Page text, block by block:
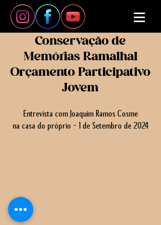
Conservação de
Memórias Ramalhal
Orçamento Participativo
Jovem
Entrevista com Joaquim Ramos Cosme
na casa do próprio - 1 de Setembro de 2024